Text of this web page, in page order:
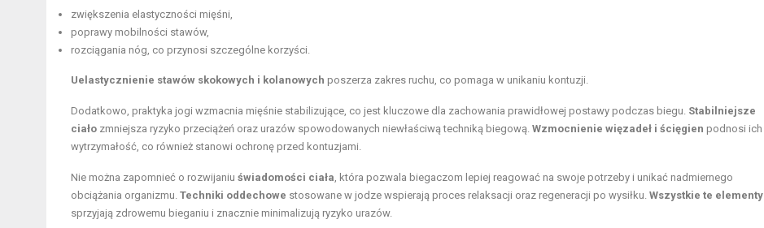
zwiększenia elastyczności mięśni,
poprawy mobilności stawów,
rozciągania nóg, co przynosi szczególne korzyści.
Uelastycznienie stawów skokowych i kolanowych poszerza zakres ruchu, co pomaga w unikaniu kontuzji.
Dodatkowo, praktyka jogi wzmacnia mięśnie stabilizujące, co jest kluczowe dla zachowania prawidłowej postawy podczas biegu. Stabilniejsze
ciało zmniejsza ryzyko przeciążeń oraz urazów spowodowanych niewłaściwą techniką biegową. Wzmocnienie więzadeł i ścięgien podnosi ich
wytrzymałość, co również stanowi ochronę przed kontuzjami.
Nie można zapomnieć o rozwijaniu świadomości ciała, która pozwala biegaczom lepiej reagować na swoje potrzeby i unikać nadmiernego
obciążania organizmu. Techniki oddechowe stosowane w jodze wspierają proces relaksacji oraz regeneracji po wysiłku. Wszystkie te elementy
sprzyjają zdrowemu bieganiu i znacznie minimalizują ryzyko urazów.